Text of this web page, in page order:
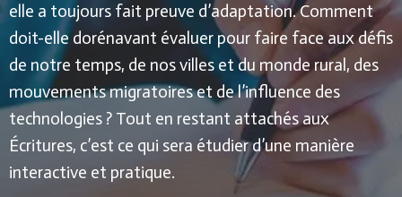
elle a toujours fait preuve d’adaptation.Comment
doit-elle dorénavant évaluer pour faire face aux défis
de notre temps, de nos villes et du monde rural, des
mouvements migratoires et de l’influence des
technologies ? Tout en restant attachés aux
Écritures, c’est ce qui sera étudier d’une manière
interactive et pratique.